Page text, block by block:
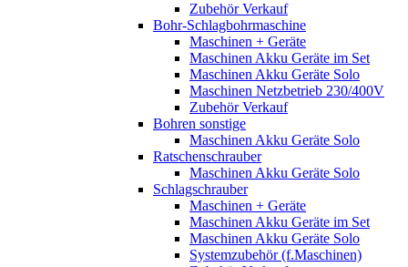
Zubehör Verkauf
Bohr-Schlagbohrmaschine
Maschinen + Geräte
Maschinen Akku Geräte im Set
Maschinen Akku Geräte Solo
Maschinen Netzbetrieb 230/400V
Zubehör Verkauf
Bohren sonstige
Maschinen Akku Geräte Solo
Ratschenschrauber
Maschinen Akku Geräte Solo
Schlagschrauber
Maschinen + Geräte
Maschinen Akku Geräte im Set
Maschinen Akku Geräte Solo
Systemzubehör (f.Maschinen)